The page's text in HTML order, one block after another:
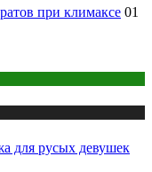
при климаксе 01
для русых девушек